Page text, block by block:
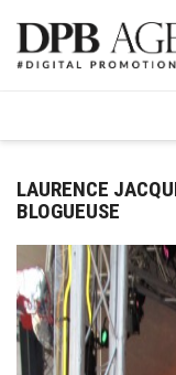
LAURENCE
BLOGUEUSE